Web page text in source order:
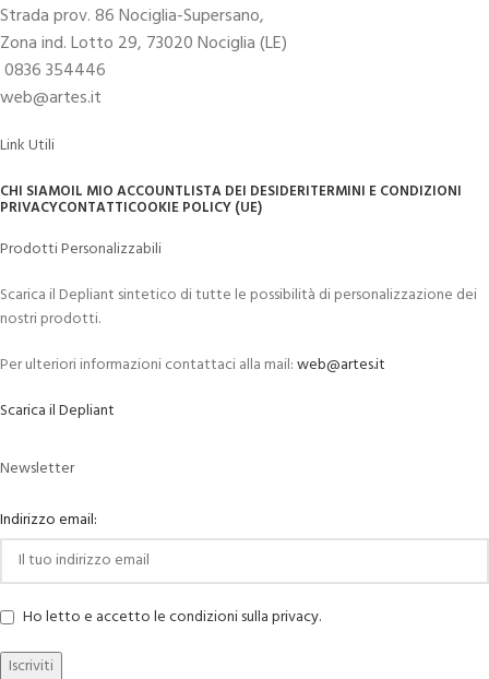
Strada prov. 86 Nociglia-Supersano,
Zona ind. Lotto 29, 73020 Nociglia (LE)
0836 354446
web@artes.it
Link Utili
CHI SIAMOIL MIO ACCOUNTLISTA DEI DESIDERITERMINI E CONDIZIONI
PRIVACYCONTATTICOOKIE POLICY (UE)
Prodotti Personalizzabili
Scarica il Depliant sintetico di tutte le possibilità di personalizzazione dei
nostri prodotti.
Per ulteriori informazioni contattaci alla mail:web@artes.it
Scarica il Depliant
Newsletter
Indirizzo email:
Ho letto e accetto le condizioni sulla privacy.